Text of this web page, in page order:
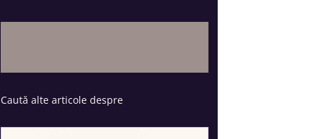
Caută alte articole despre